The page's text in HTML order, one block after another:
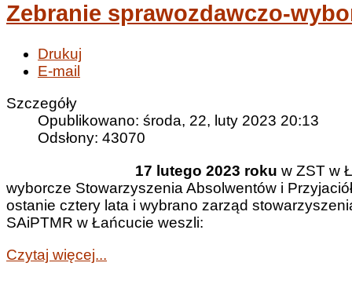
Zebranie sprawozdawczo-
Drukuj
E-mail
Szczegóły
Opublikowano: środa, 22, luty 2023 20:13
Odsłony: 43070
17 lutego 2023 roku w ZST w
wyborcze Stowarzyszenia Absolwentów i
ostanie cztery lata i wybrano zarząd
SAiPTMR w Łańcucie weszli:
Czytaj więcej...